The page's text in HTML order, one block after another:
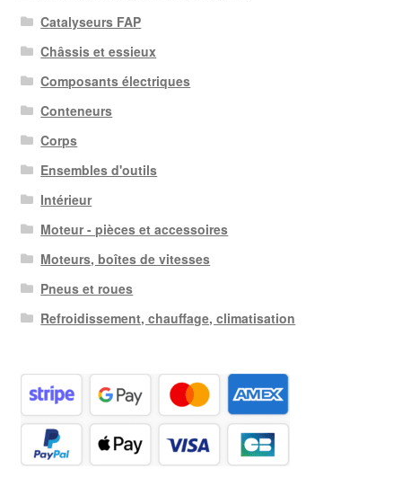
Catalyseurs FAP
Châssis et essieux
Composants électriques
Conteneurs
Corps
Ensembles d'outils
Intérieur
Moteur - pièces et accessoires
Moteurs, boîtes de vitesses
Pneus et roues
Refroidissement, chauffage, climatisation